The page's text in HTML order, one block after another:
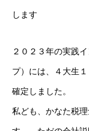
します
２０２３年の実践
プ）には、４大生
確定しました。
私ども、かなた税